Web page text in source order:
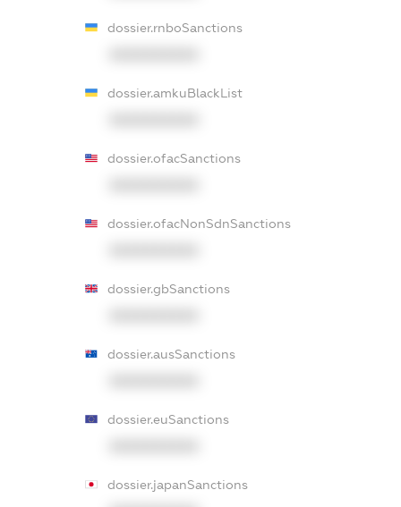
dossier.rnboSanctions
dossier.amkuBlackList
dossier.ofacSanctions
dossier.ofacNonSdnSanctions
dossier.gbSanctions
dossier.ausSanctions
dossier.euSanctions
dossier.japanSanctions